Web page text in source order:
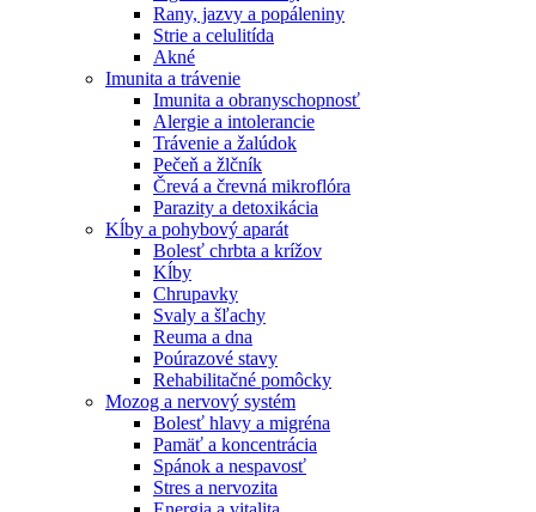
Rany, jazvy a popáleniny
Strie a celulitída
Akné
Imunita a trávenie
Imunita a obranyschopnosť
Alergie a intolerancie
Trávenie a žalúdok
Pečeň a žlčník
Črevá a črevná mikroflóra
Parazity a detoxikácia
Kĺby a pohybový aparát
Bolesť chrbta a krížov
Kĺby
Chrupavky
Svaly a šľachy
Reuma a dna
Poúrazové stavy
Rehabilitačné pomôcky
Mozog a nervový systém
Bolesť hlavy a migréna
Pamäť a koncentrácia
Spánok a nespavosť
Stres a nervozita